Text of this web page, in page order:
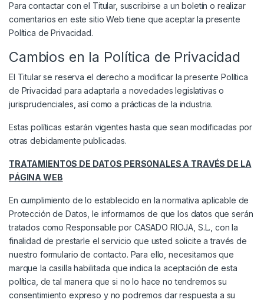
Para contactar con el Titular, suscribirse a un boletín o realizar
comentarios en este sitio Web tiene que aceptar la presente
Política de Privacidad.
Cambios en la Política de Privacidad
El Titular se reserva el derecho a modificar la presente Política
de Privacidad para adaptarla a novedades legislativas o
jurisprudenciales, así como a prácticas de la industria.
Estas políticas estarán vigentes hasta que sean modificadas por
otras debidamente publicadas.
TRATAMIENTOS DE DATOS PERSONALES A TRAVÉS DE LA
PÁGINA WEB
En cumplimiento de lo establecido en la normativa aplicable de
Protección de Datos, le informamos de que los datos que serán
tratados como Responsable por CASADO RIOJA, S.L., con la
finalidad de prestarle el servicio que usted solicite a través de
nuestro formulario de contacto. Para ello, necesitamos que
marque la casilla habilitada que indica la aceptación de esta
política, de tal manera que si no lo hace no tendremos su
consentimiento expreso y no podremos dar respuesta a su